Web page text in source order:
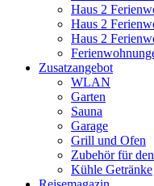
Haus 2
Haus 2
Haus 2
Zusatzangebot
WLAN
Garten
Sauna
Garage
Grill und Ofen
Zubehör für
Kühle Getränke